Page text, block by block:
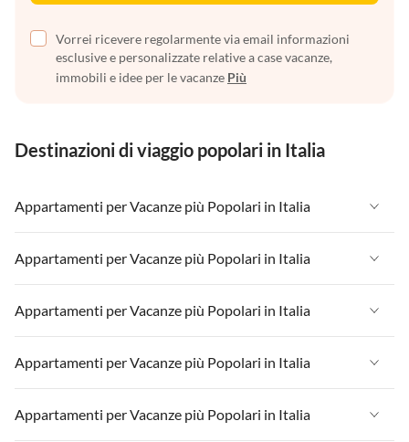
Vorrei ricevere regolarmente via email informazioni
esclusive e personalizzate relative a case vacanze,
immobili e idee per le vacanze Più
Destinazioni di viaggio popolari in Italia
Appartamenti per Vacanze più Popolari in Italia
Appartamenti per Vacanze in Italia
Appartamenti per Vacanze in Liguria
Appartamenti per Vacanze in Lombardia
Appartamenti per Vacanze in Lago di Garda
Appartamenti per Vacanze in Lago di Como
Appartamenti per Vacanze più Popolari in Italia
Appartamenti per Vacanze in Italia
Appartamenti per Vacanze in Liguria
Appartamenti per Vacanze in Lombardia
Appartamenti per Vacanze in Lago di Garda
Appartamenti per Vacanze più Popolari in Italia
Appartamenti per Vacanze in Italia
Appartamenti per Vacanze in Liguria
Appartamenti per Vacanze in Lombardia
Appartamenti per Vacanze più Popolari in Italia
Appartamenti per Vacanze in Italia
Appartamenti per Vacanze più Popolari in Italia